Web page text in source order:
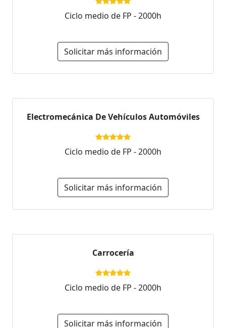
Ciclo medio de FP - 2000h
Solicitar más información
Electromecánica De Vehículos Automóviles
Ciclo medio de FP - 2000h
Solicitar más información
Carrocería
Ciclo medio de FP - 2000h
Solicitar más información